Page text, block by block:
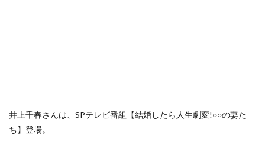
井上千春さんは、SPテレビ番組【結婚したら人生劇変!○○の妻た
ち】登場。